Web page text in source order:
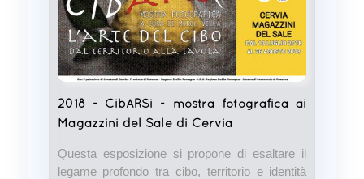
2018 - CibARSi - mostra fotografica ai
Magazzini del Sale di Cervia
Questa esposizione si propone di esaltare il
legame profondo tra cibo, territorio e identità